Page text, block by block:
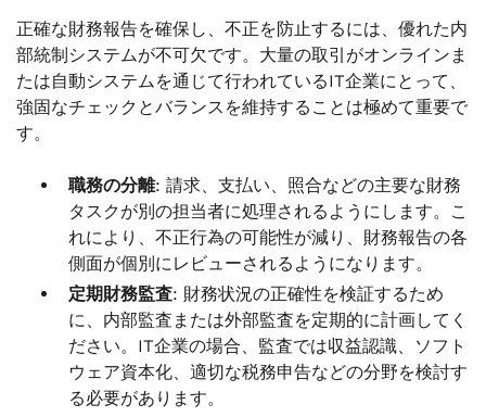
正確な財務報告を確保し、不正を防止するには、優れた内
部統制システムが不可欠です。大量の取引がオンラインま
たは自動システムを通じて行われているIT企業にとって、
強固なチェックとバランスを維持することは極めて重要で
す。
職務の分離: 請求、支払い、照合などの主要な財務
タスクが別の担当者に処理されるようにします。こ
れにより、不正行為の可能性が減り、財務報告の各
側面が個別にレビューされるようになります。
定期財務監査: 財務状況の正確性を検証するため
に、内部監査または外部監査を定期的に計画してく
ださい。IT企業の場合、監査では収益認識、ソフト
ウェア資本化、適切な税務申告などの分野を検討す
る必要があります。